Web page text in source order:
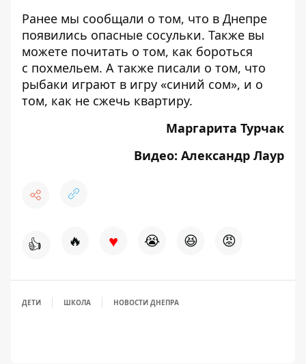
Ранее мы сообщали о том, что в Днепре
появились опасные сосульки. Также вы
можете почитать о том, как бороться
с похмельем. А также писали о том, что
рыбаки играют в игру «синий сом», и о
том, как не сжечь квартиру.
Маргарита Турчак
Видео: Александр Лаур
👍 🔥 ♥ 😭 😆 😡
ДЕТИ ШКОЛА НОВОСТИ ДНЕПРА